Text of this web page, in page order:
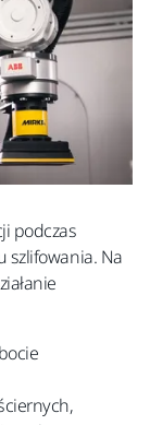
podczas
szlifowania. Na